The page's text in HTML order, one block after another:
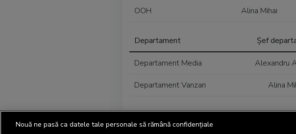
OOH Alina Mihai
Departament Șef
Departament Media Alexandru
Departament Vanzari Alina
Nouă ne pasă ca datele tale personale să rămână confidențiale